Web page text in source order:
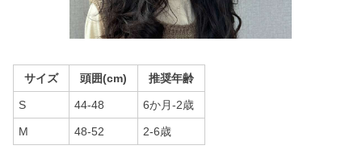
サイズ 頭囲(cm) 推奨年齢
S 44-48 6か月-2歳
M 48-52 2-6歳